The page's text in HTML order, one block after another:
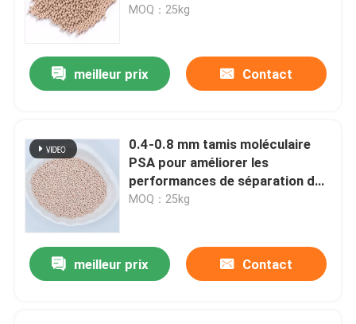
MOQ：25kg
meilleur prix Contact
0.4-0.8 mm tamis moléculaire
PSA pour améliorer les
performances de séparation des
gaz
MOQ：25kg
meilleur prix Contact